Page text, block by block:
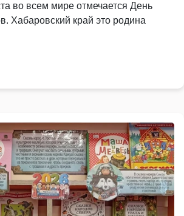
во всем мире отмечается День
Хабаровский край это родина